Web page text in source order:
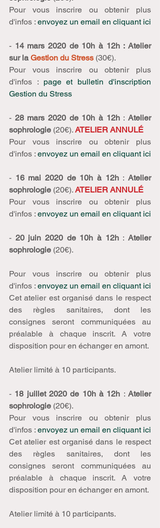
Pour vous inscrire ou obtenir plus
d'infos : envoyez un email en cliquant ici
- 14 mars 2020 de 10h à 12h : Atelier
sur la Gestion du Stress (30€).
Pour vous inscrire ou obtenir plus
d'infos : page et bulletin d'inscription
Gestion du Stress
- 28 mars 2020 de 10h à 12h : Atelier
sophrologie (20€). ATELIER ANNULÉ
Pour vous inscrire ou obtenir plus
d'infos : envoyez un email en cliquant ici
- 16 mai 2020 de 10h à 12h : Atelier
sophrologie (20€). ATELIER ANNULÉ
Pour vous inscrire ou obtenir plus
d'infos : envoyez un email en cliquant ici
- 20 juin 2020 de 10h à 12h : Atelier
sophrologie (20€).
Pour vous inscrire ou obtenir plus
d'infos : envoyez un email en cliquant ici
Cet atelier est organisé dans le respect
des règles sanitaires, dont les
consignes seront communiquées au
préalable à chaque inscrit. A votre
disposition pour en échanger en amont.
Atelier limité à 10 participants.
- 18 juillet 2020 de 10h à 12h : Atelier
sophrologie (20€).
Pour vous inscrire ou obtenir plus
d'infos : envoyez un email en cliquant ici
Cet atelier est organisé dans le respect
des règles sanitaires, dont les
consignes seront communiquées au
préalable à chaque inscrit. A votre
disposition pour en échanger en amont.
Atelier limité à 10 participants.